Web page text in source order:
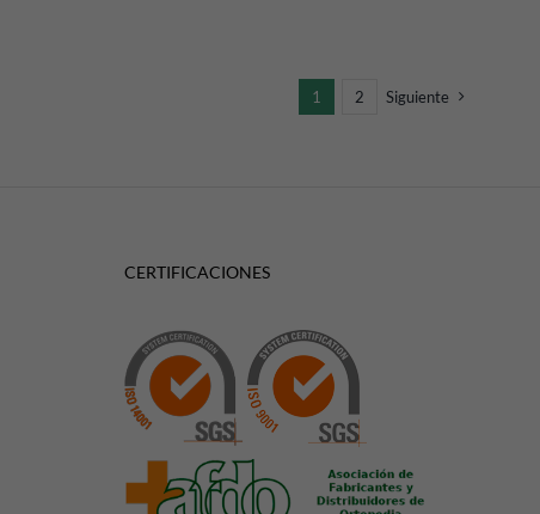
1 2 Siguiente
CERTIFICACIONES